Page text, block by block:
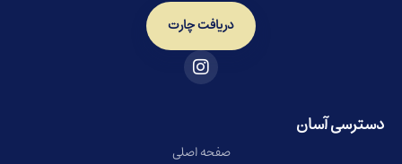
دریافت چارت
دسترسی آسان
صفحه اصلی